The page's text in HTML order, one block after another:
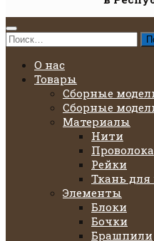
Найти:
О нас
Товары
Сборные
Сборные
Материалы
Нити
Проволока
Рейки
Ткань для
Элементы
Блоки
Бочки
Брашпили